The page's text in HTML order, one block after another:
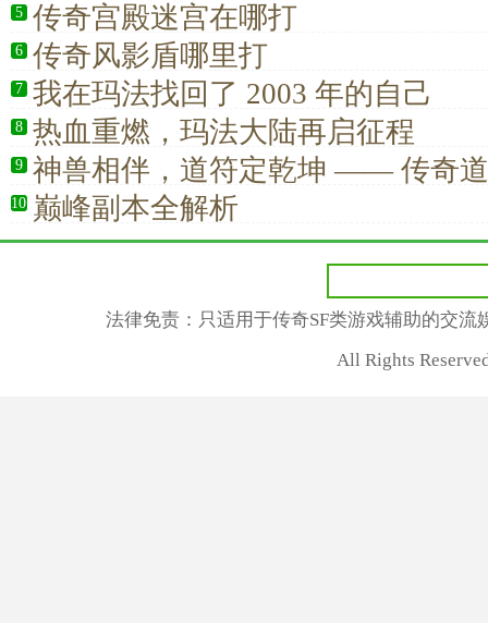
5 传奇宫殿迷宫在哪打
6 传奇风影盾哪里打
7 我在玛法找回了 2003 年的自己
8 热血重燃，玛法大陆再启征程
9 神兽相伴，道符定乾坤 —— 传奇
家的终极信仰
10 巅峰副本全解析
法律免责：只适用于传奇SF类游戏辅助的交
All Rights